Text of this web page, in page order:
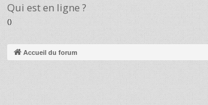
Qui est en ligne ?
()
Accueil du forum